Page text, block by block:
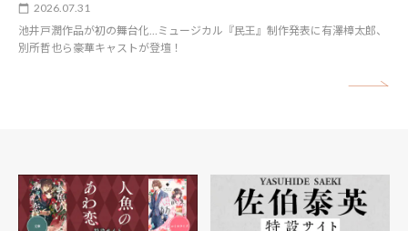
2026.07.31
池井戸潤作品が初の舞台化…ミュージカル『民王』制作発表に有澤樟太郎、
別所哲也ら豪華キャストが登壇！